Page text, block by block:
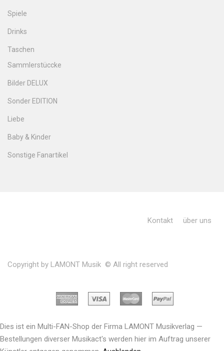
Spiele
Drinks
Taschen
Sammlerstüccke
Bilder DELUX
Sonder EDITION
Liebe
Baby & Kinder
Sonstige Fanartikel
Kontakt über uns
Copyright by LAMONT Musik © All right reserved
Dies ist ein Multi-FAN-Shop der Firma LAMONT Musikverlag —
Bestellungen diverser Musikact's werden hier im Auftrag unserer